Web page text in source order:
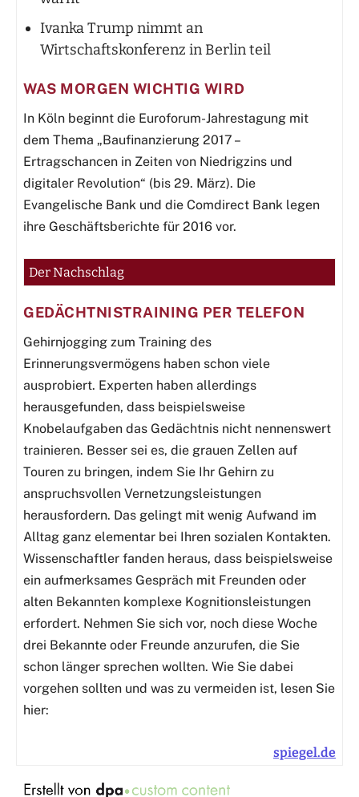
Ivanka Trump nimmt an
Wirtschaftskonferenz in Berlin teil
WAS MORGEN WICHTIG WIRD
In Köln beginnt die Euroforum-Jahrestagung mit
dem Thema „Baufinanzierung 2017 –
Ertragschancen in Zeiten von Niedrigzins und
digitaler Revolution“ (bis 29. März). Die
Evangelische Bank und die Comdirect Bank legen
ihre Geschäftsberichte für 2016 vor.
Der Nachschlag
GEDÄCHTNISTRAINING PER TELEFON
Gehirnjogging zum Training des
Erinnerungsvermögens haben schon viele
ausprobiert. Experten haben allerdings
herausgefunden, dass beispielsweise
Knobelaufgaben das Gedächtnis nicht nennenswert
trainieren. Besser sei es, die grauen Zellen auf
Touren zu bringen, indem Sie Ihr Gehirn zu
anspruchsvollen Vernetzungsleistungen
herausfordern. Das gelingt mit wenig Aufwand im
Alltag ganz elementar bei Ihren sozialen Kontakten.
Wissenschaftler fanden heraus, dass beispielsweise
ein aufmerksames Gespräch mit Freunden oder
alten Bekannten komplexe Kognitionsleistungen
erfordert. Nehmen Sie sich vor, noch diese Woche
drei Bekannte oder Freunde anzurufen, die Sie
schon länger sprechen wollten. Wie Sie dabei
vorgehen sollten und was zu vermeiden ist, lesen Sie
hier:
spiegel.de